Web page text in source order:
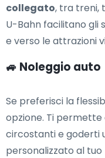
collegato, tra treni,
U-Bahn facilitano
e verso le attrazioni
🚙 Noleggio auto
Se preferisci la
opzione. Ti
circostanti e goderti
personalizzato al tuo